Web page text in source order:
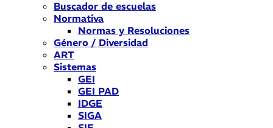
Buscador de escuelas
Normativa
Normas y Resoluciones
Género / Diversidad
ART
Sistemas
GEI
GEI PAD
IDGE
SIGA